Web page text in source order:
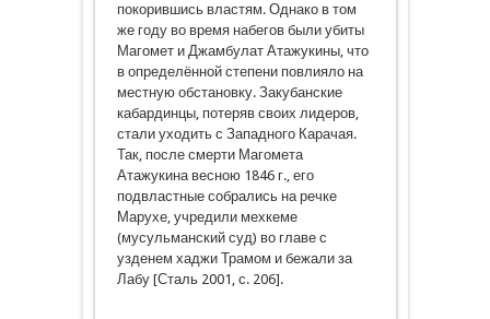
покорившись властям. Однако в том
же году во время набегов были убиты
Магомет и Джамбулат Атажукины, что
в определённой степени повлияло на
местную обстановку. Закубанские
кабардинцы, потеряв своих лидеров,
стали уходить с Западного Карачая.
Так, после смерти Магомета
Атажукина весною 1846 г., его
подвластные собрались на речке
Марухе, учредили мехкеме
(мусульманский суд) во главе с
узденем хаджи Трамом и бежали за
Лабу [Сталь 2001, с. 206].